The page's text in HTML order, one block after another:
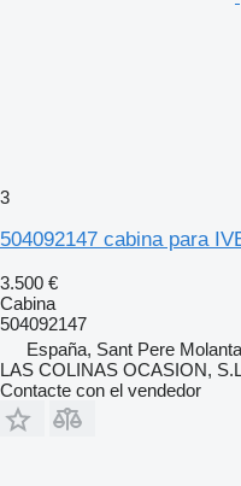
3
504092147 cabina para
3.500 €
Cabina
504092147
España, Sant Pere
LAS COLINAS OCASION,
Contacte con el vendedor